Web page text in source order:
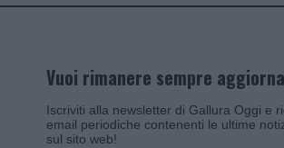
Vuoi rimanere sempre
Iscriviti alla newsletter di Gallura Oggi e
email periodiche contenenti le ultime
sul sito web!